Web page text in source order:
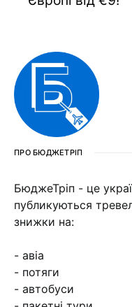
ПРО БЮДЖЕТРІП
БюджеТріп - це
публикуються
знижки на:
- авіа
- потяги
- автобуси